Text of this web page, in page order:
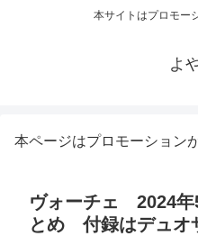
本サイトはプロモー
よ
本ページはプロモーション
ヴォーチェ 2024
とめ 付録はデュオ